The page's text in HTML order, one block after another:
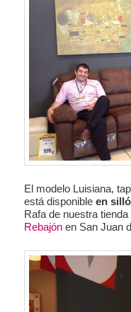
El modelo Luisiana,
está disponibleen
Rafa de nuestra tienda
Rebajón en San Juan